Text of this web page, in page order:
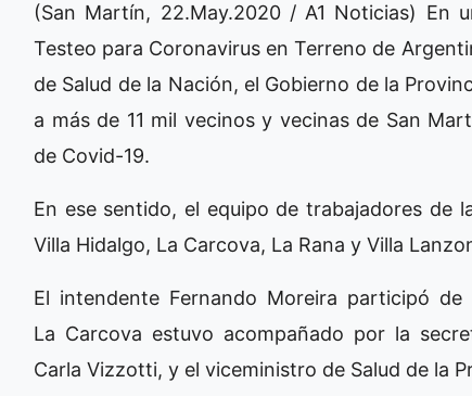
(San Martín, 22.May.2020 / A1 Noticias) En
Testeo para Coronavirus en Terreno de
de Salud de la Nación, el Gobierno de la
a más de 11 mil vecinos y vecinas de San
de Covid-19.
En ese sentido, el equipo de trabajadores de
Villa Hidalgo, La Carcova, La Rana y Villa
El intendente Fernando Moreira participó
La Carcova estuvo acompañado por la
Carla Vizzotti, y el viceministro de Salud de la